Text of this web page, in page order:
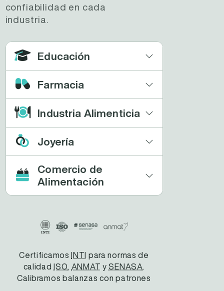
confiabilidad en cada
industria.
Educación
Farmacia
Industria Alimenticia
Joyería
Comercio de
Alimentación
Certificamos INTI para normas de
calidad
ISO, ANMAT ySENASA.
Calibramos balanzas con patrones